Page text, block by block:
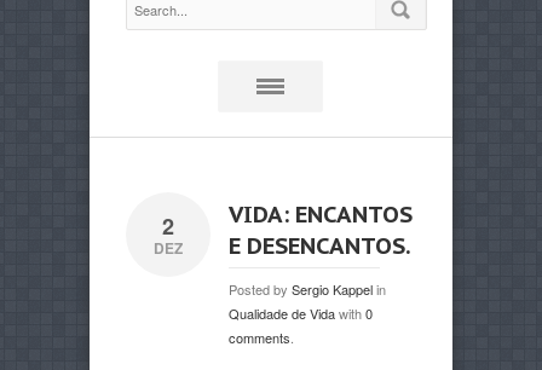
2
DEZ
VIDA: ENCANTOS
E DESENCANTOS.
Posted by Sergio Kappelin
Qualidade de Vidawith0
comments